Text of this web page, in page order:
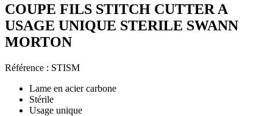
COUPE FILS STITCH CUTTER A
USAGE UNIQUE STERILE SWANN
MORTON
Référence : STISM
Lame en acier carbone
Stérile
Usage unique